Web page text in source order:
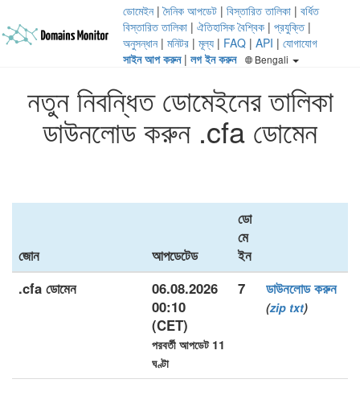
ডোমেইন|দৈনিক আপডেট | বিস্তারিত তালিকা | বর্ধিত
বিস্তারিত তালিকা | ঐতিহাসিক বৈশ্বিক | প্রযুক্তি|
অনুসন্ধান| মনিটর | মূল্য | FAQ | API | যোগাযোগ
সাইন আপ করুন| লগ ইন করুন Bengali
নতুন নিবন্ধিত ডোমেইনের তালিকা
ডাউনলোড করুন .cfa ডোমেন
জোন আপডেটেড
ডো
মে
ইন
.cfa ডোমেন
06.08.2026
00:10
(CET)
পরবর্তী আপডেট 11
ঘণ্টা
7 ডাউনলোড করুন
(zip txt)